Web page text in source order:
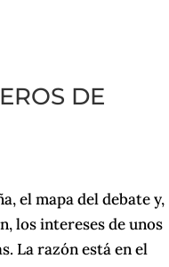
DE
el mapa del debate y,
los intereses de unos
La razón está en el